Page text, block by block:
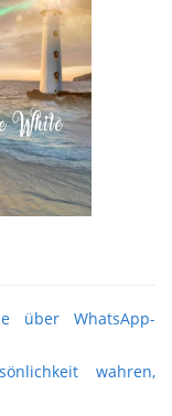
über WhatsApp-
wahren,